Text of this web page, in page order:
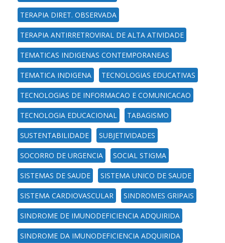
TERAPIA DIRET. OBSERVADA
TERAPIA ANTIRRETROVIRAL DE ALTA ATIVIDADE
TEMATICAS INDIGENAS CONTEMPORANEAS
TEMATICA INDIGENA TECNOLOGIAS EDUCATIVAS
TECNOLOGIAS DE INFORMACAO E COMUNICACAO
TECNOLOGIA EDUCACIONAL TABAGISMO
SUSTENTABILIDADE SUBJETIVIDADES
SOCORRO DE URGENCIA SOCIAL STIGMA
SISTEMAS DE SAUDE SISTEMA UNICO DE SAUDE
SISTEMA CARDIOVASCULAR SINDROMES GRIPAIS
SINDROME DE IMUNODEFICIENCIA ADQUIRIDA
SINDROME DA IMUNODEFICIENCIA ADQUIRIDA